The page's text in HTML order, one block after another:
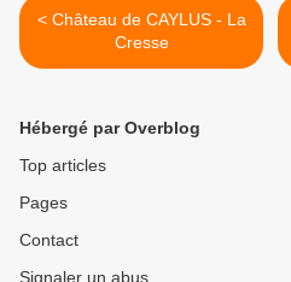
< Château de CAYLUS - La
Cresse
Hébergé par Overblog
Top articles
Pages
Contact
Signaler un abus